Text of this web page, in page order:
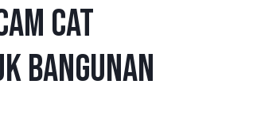
Cat
Bangunan